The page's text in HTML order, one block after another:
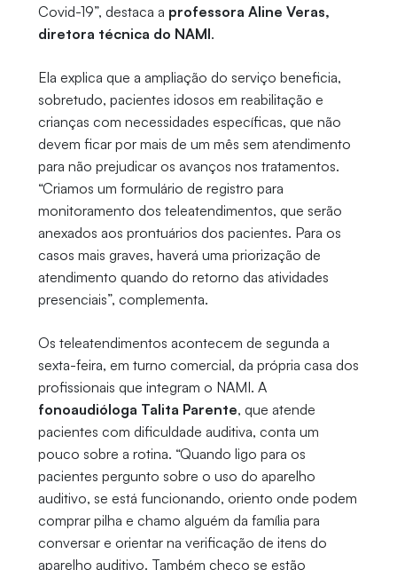
Covid-19”, destaca a professora Aline Veras,
diretora técnica do NAMI.
Ela explica que a ampliação do serviço beneficia,
sobretudo, pacientes idosos em reabilitação e
crianças com necessidades específicas, que não
devem ficar por mais de um mês sem atendimento
para não prejudicar os avanços nos tratamentos.
“Criamos um formulário de registro para
monitoramento dos teleatendimentos, que serão
anexados aos prontuários dos pacientes. Para os
casos mais graves, haverá uma priorização de
atendimento quando do retorno das atividades
presenciais”, complementa.
Os teleatendimentos acontecem de segunda a
sexta-feira, em turno comercial, da própria casa dos
profissionais que integram o NAMI. A
fonoaudióloga Talita Parente, que atende
pacientes com dificuldade auditiva, conta um
pouco sobre a rotina. “Quando ligo para os
pacientes pergunto sobre o uso do aparelho
auditivo, se está funcionando, oriento onde podem
comprar pilha e chamo alguém da família para
conversar e orientar na verificação de itens do
aparelho auditivo. Também checo se estão